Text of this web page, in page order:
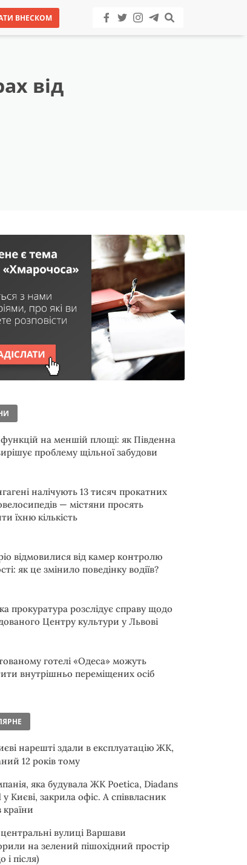
ВНЕСКОМ
від
на меншій площі: як Південна
проблему щільної забудови
налічують 13 тисяч прокатних
— містяни просять
їхню кількість
відмовилися від камер контролю
як це змінило поведінку водіїв?
прокуратура розслідує справу щодо
Центру культури у Львові
готелі «Одеса» можуть
внутрішньо переміщених осіб
нарешті здали в експлуатацію ЖК,
12 років тому
яка будувала ЖК Poetica, Diadans
Києві, закрила офіс. А співвласник
країни
центральні вулиці Варшави
на зелений пішохідний простір
і після)